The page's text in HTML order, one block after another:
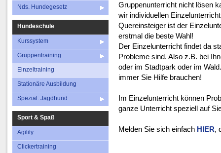
Stationäre Ausbildung
Spezial: Jagdhund "Gezielte
Fährtenarbeit
Nds. Hundegesetz
Hundeschule
Kurssystem
Gruppentraining
Einzeltraining
Stationäre Ausbildung
Spezial: Jagdhund
Sport & Spaß
Agility
Clickertraining
Gruppenunterricht nicht lösen
wir individuellen
Quereinsteiger ist der
erstmal die beste Wahl!
Der Einzelunterricht findet da
Probleme sind. Also z.B. bei
oder im Stadtpark oder im
immer Sie Hilfe brauchen!
Im Einzelunterricht können
ganze Unterricht speziell auf
Melden Sie sich einfach HIER,